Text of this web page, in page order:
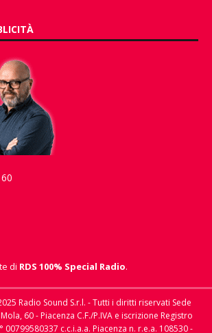
di RDS 100% Special Radio.
Radio Sound S.r.l. - Tutti i diritti riservati Sede
60 - Piacenza C.F./P.IVA e iscrizione Registro
00799580337 c.c.i.a.a. Piacenza n. r.e.a. 108530 -